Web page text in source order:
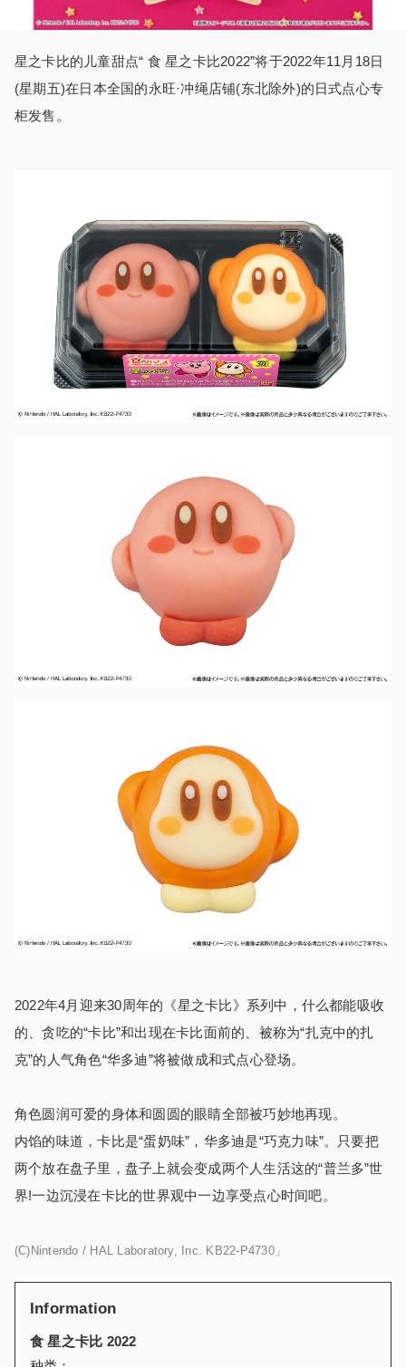
星之卡比的儿童甜点“ 食 星之卡比2022”将于2022年11月18日
(星期五)在日本全国的永旺·冲绳店铺(东北除外)的日式点心专
柜发售。
2022年4月迎来30周年的《星之卡比》系列中，什么都能吸收
的、贪吃的“卡比”和出现在卡比面前的、被称为“扎克中的扎
克”的人气角色“华多迪”将被做成和式点心登场。
角色圆润可爱的身体和圆圆的眼睛全部被巧妙地再现。
内馅的味道，卡比是“蛋奶味”，华多迪是“巧克力味”。只要把
两个放在盘子里，盘子上就会变成两个人生活这的“普兰多”世
界!一边沉浸在卡比的世界观中一边享受点心时间吧。
(C)Nintendo / HAL Laboratory, Inc. KB22-P4730」
Information
食 星之卡比 2022